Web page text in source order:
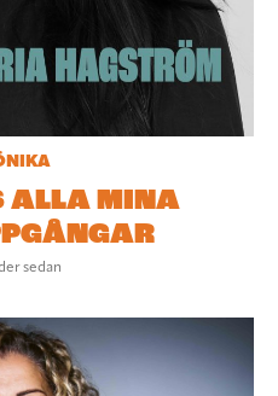
ALLA MINA
sedan